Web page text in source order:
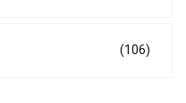
(106)